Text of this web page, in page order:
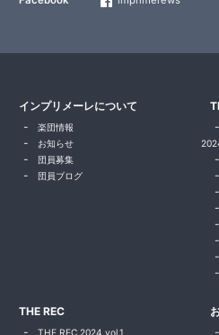
インプリメーレについて
楽団情報
お知らせ
団員募集
団員ブログ
THE REC
THE REC 2024 vol.1